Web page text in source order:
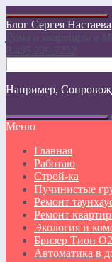
Блог Сергея Настаева
Дома и квартиры в
8.495.220.7252
Например,
Меню
Главная
Работаю
Строй-ка
Пучинистые
Ремонт
Ремонт
Экология и
Бризер Тион О2
Автоматика в